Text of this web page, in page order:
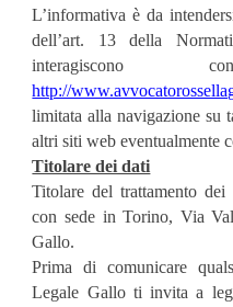
L’informativa è da
dell’art. 13 della
http://
limitata alla navigazione su
altri siti web eventualmente
Titolare dei dati
Titolare del trattamento
con sede in Torino, Via
Gallo.
Prima di comunicare
Legale Gallo ti invita a